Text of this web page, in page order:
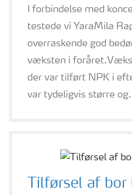
I forbindelse med
testede vi YaraMila
overraskende god
væksten i
der var tilført NPK i
var tydeligvis større
Tilførsel af